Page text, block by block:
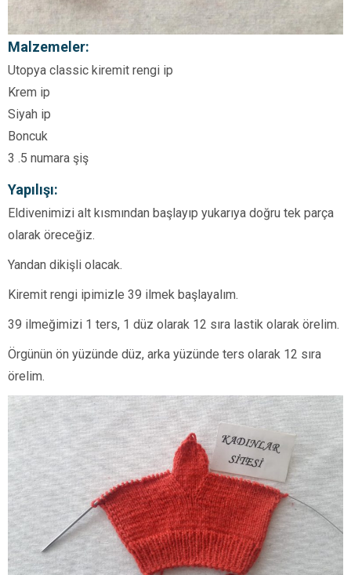
Malzemeler:
Utopya classic kiremit rengi ip
Krem ip
Siyah ip
Boncuk
3 .5 numara şiş
Yapılışı:
Eldivenimizi alt kısmından başlayıp yukarıya doğru tek parça
olarak öreceğiz.
Yandan dikişli olacak.
Kiremit rengi ipimizle 39 ilmek başlayalım.
39 ilmeğimizi 1 ters, 1 düz olarak 12 sıra lastik olarak örelim.
Örgünün ön yüzünde düz, arka yüzünde ters olarak 12 sıra
örelim.